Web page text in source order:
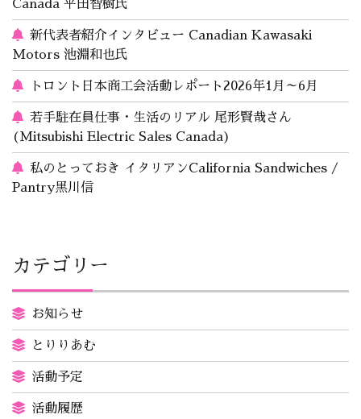
Canada 平田智樹氏
新代表者紹介インタビュー Canadian Kawasaki
Motors 池淵和也氏
トロント日本商工会活動レポート2026年1月～6月
若手駐在員仕事・生活のリアル 尾形賢哉さん
(Mitsubishi Electric Sales Canada)
私のとっておき イタリアンCalifornia Sandwiches /
Pantry黒川信
カテゴリー
お知らせ
とりりあむ
活動予定
活動履歴